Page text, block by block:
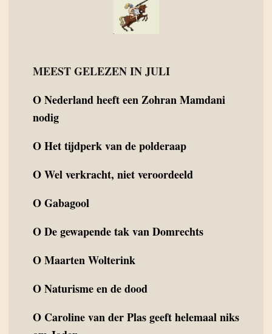
MEEST GELEZEN IN JULI
ONederland heeft een Zohran Mamdani
nodig
OHet tijdperk van de polderaap
OWel verkracht, niet veroordeeld
OGabagool
ODe gewapende tak van Domrechts
OMaarten Wolterink
ONaturisme en de dood
O Caroline van der Plas geeft helemaal niks